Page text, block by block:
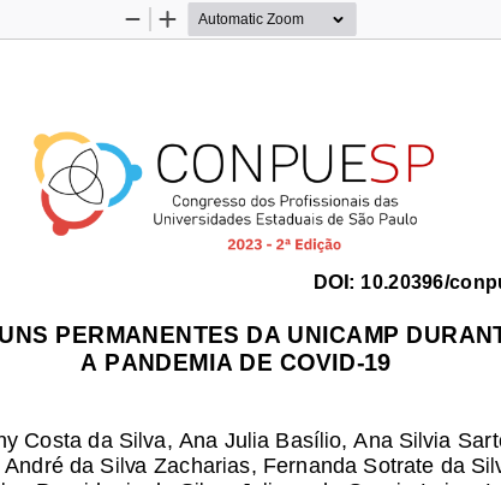
Zoom
Zoom
DOI: 10.20396/
PERMANENTES DA UNICAMP
A PANDEMIA DE COVID-19
Costa da Silva, Ana Julia Basílio, Ana Silvia
da Silva Zacharias, Fernanda Sotrate da